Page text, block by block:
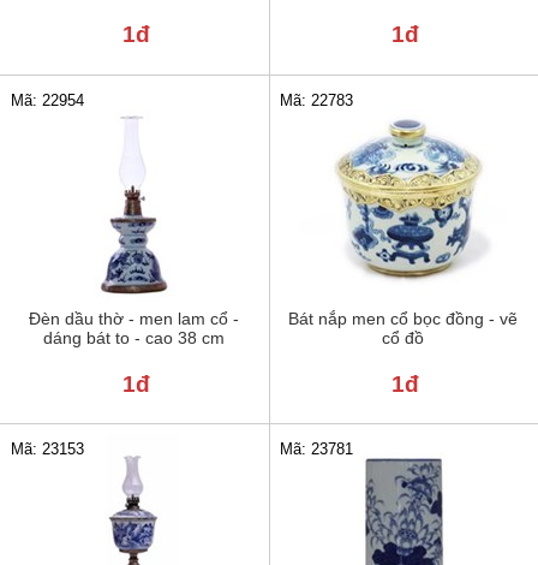
1đ 1đ
Đèn dầu thờ - men lam cổ -
dáng bát to - cao 38 cm
Mã: 22954
1đ
Bát nắp men cổ bọc đồng - vẽ
cổ đồ
Mã: 22783
1đ
Mã: 23153 Mã: 23781